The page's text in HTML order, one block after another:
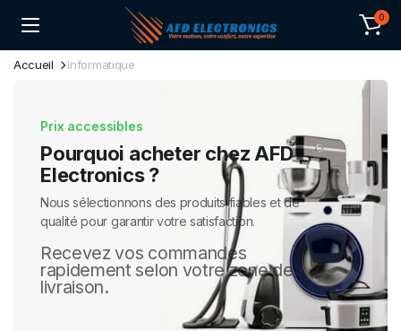
0
Accueil Informatique
Prix accessibles
Pourquoi acheter chez AFD
Electronics ?
Nous sélectionnons des produits fiables et de
qualité pour garantir votre satisfaction.
Recevez vos commandes
rapidement selon votre zone de
livraison.